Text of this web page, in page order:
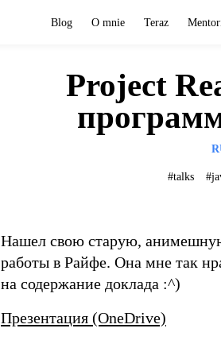
Blog O mnie Teraz
Project
#talks
Нашел свою старую,
работы в Райфе. Она мне так
на содержание доклада :^)
Презентация (OneDrive)